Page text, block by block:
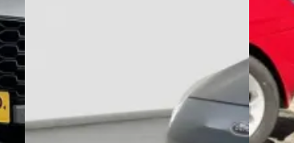
2023 · 36.485 km · Plug-in hybride ·
Broekhuis Ford Veenendaal 4,5(446)
v.a. €
2021 ·